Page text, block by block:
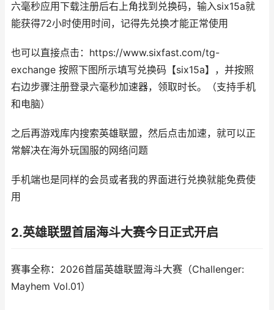
六毫秒应用下载注册后右上角找到兑换码，输入six15a就
能获得72小时使用时间，记得先兑换才能正常使用
也可以直接点击：https://www.sixfast.com/tg-
exchange 按照下图所示填写兑换码【six15a】，并按照
右边步骤注册登录六毫秒加速器，领取时长。（支持手机
和电脑）
之后再游戏库内搜索英雄联盟，然后点击加速，就可以正
常解决在海外玩国服的网络问题
手机端也是同样的会员或者我的界面进行兑换就能免费使
用
2.英雄联盟首届海斗大赛今日正式开启
赛事全称：2026首届英雄联盟海斗大赛（Challenger:
Mayhem Vol.01）